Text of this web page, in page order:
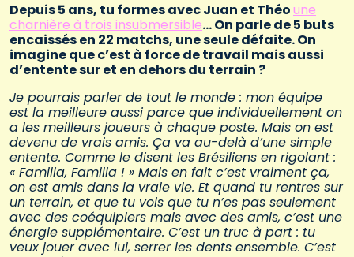
Depuis 5 ans, tu formes avec Juan et Théoune
charnière à trois insubmersible… On parle de 5 buts
encaissés en 22 matchs, une seule défaite. On
imagine que c’est à force de travail mais aussi
d’entente sur et en dehors du terrain ?
Je pourrais parler de tout le monde : mon équipe
est la meilleure aussi parce que individuellement on
a les meilleurs joueurs à chaque poste. Mais on est
devenu de vrais amis. Ça va au-delà d’une simple
entente. Comme le disent les Brésiliens en rigolant :
« Familia, Familia ! » Mais en fait c’est vraiment ça,
on est amis dans la vraie vie. Et quand tu rentres sur
un terrain, et que tu vois que tu n’es pas seulement
avec des coéquipiers mais avec des amis, c’est une
énergie supplémentaire. C’est un truc à part : tu
veux jouer avec lui, serrer les dents ensemble. C’est